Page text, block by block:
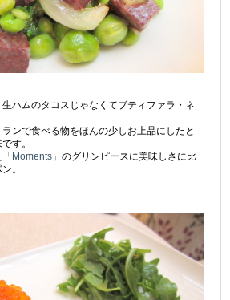
ハムのタコスじゃなくてブティファラ・ネ
ンで食べる物をほんの少しお上品にしたと
す。
「Moments」のグリンピースに美味しさに比
。